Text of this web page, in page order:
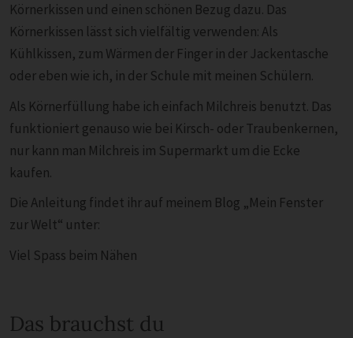
Körnerkissen und einen schönen Bezug dazu. Das
Körnerkissen lässt sich vielfältig verwenden: Als
Kühlkissen, zum Wärmen der Finger in der Jackentasche
oder eben wie ich, in der Schule mit meinen Schülern.
Als Körnerfüllung habe ich einfach Milchreis benutzt. Das
funktioniert genauso wie bei Kirsch- oder Traubenkernen,
nur kann man Milchreis im Supermarkt um die Ecke
kaufen.
Die Anleitung findet ihr auf meinem Blog „Mein Fenster
zur Welt“ unter:
Viel Spass beim Nähen
Das brauchst du